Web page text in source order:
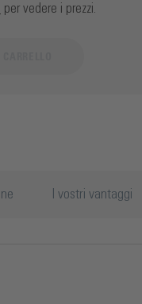
per vedere i prezzi.
I vostri vantaggi